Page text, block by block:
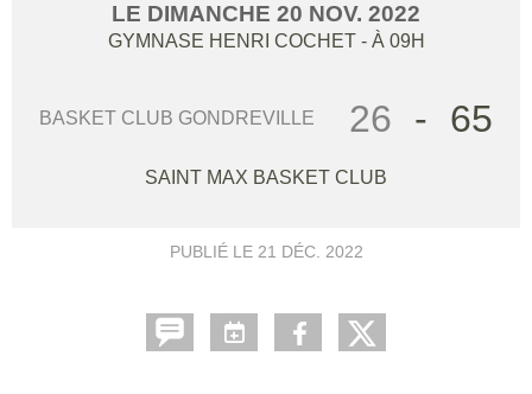
LE DIMANCHE 20 NOV. 2022
GYMNASE HENRI COCHET - À 09H
BASKET CLUB GONDREVILLE 26 - 65
SAINT MAX BASKET CLUB
PUBLIÉ LE 21 DÉC. 2022